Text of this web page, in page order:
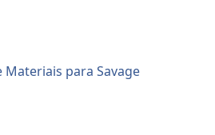
Materiais para Savage